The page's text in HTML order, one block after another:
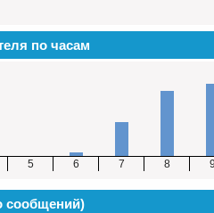
по часам
5 6 7 8 9
сообщений)